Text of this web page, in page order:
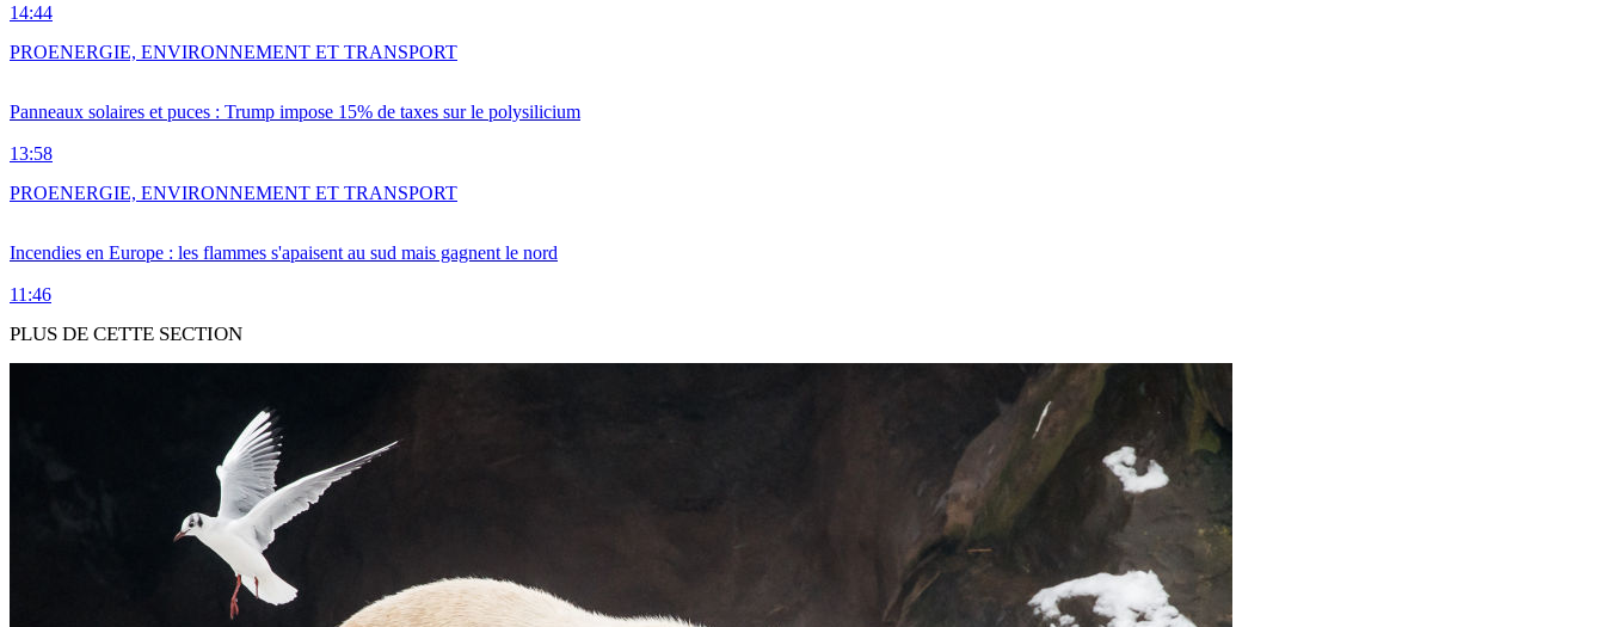
14:44
Panneaux solaires et puces : Trump impose 15% de taxes sur le polysilicium
13:58
PROENERGIE, ENVIRONNEMENT ET TRANSPORT
Incendies en Europe : les flammes s'apaisent au sud mais gagnent le nord
11:46
PROENERGIE, ENVIRONNEMENT ET TRANSPORT
PLUS DE CETTE SECTION